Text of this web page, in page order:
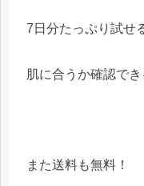
7日分たっぷり試せ
肌に合うか確認で
また送料も無料！